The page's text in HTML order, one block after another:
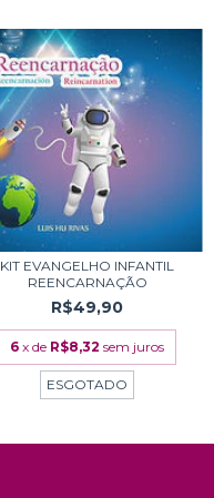
KIT EVANGELHO INFANTIL
REENCARNAÇÃO
R$49,90
6 x de R$8,32 sem juros
ESGOTADO